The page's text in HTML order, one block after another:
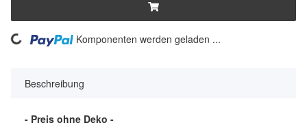
Komponenten werden geladen ...
Beschreibung
- Preis ohne Deko -